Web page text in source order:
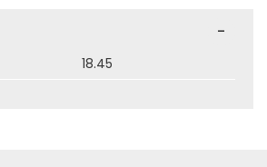
18.45